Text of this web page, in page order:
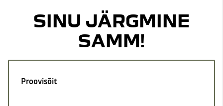
SINU JÄRGMINE
SAMM!
Proovisõit